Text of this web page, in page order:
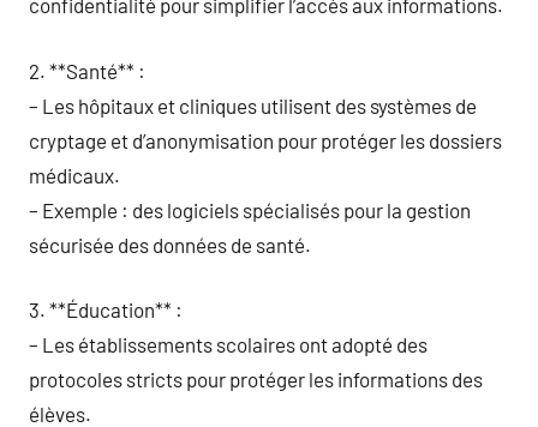
confidentialité pour simplifier l’accès aux informations.
2. **Santé** :
– Les hôpitaux et cliniques utilisent des systèmes de
cryptage et d’anonymisation pour protéger les dossiers
médicaux.
– Exemple : des logiciels spécialisés pour la gestion
sécurisée des données de santé.
3. **Éducation** :
– Les établissements scolaires ont adopté des
protocoles stricts pour protéger les informations des
élèves.